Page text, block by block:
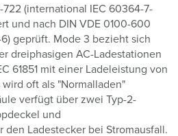
722 (international IEC 60364-7-
und nach DIN VDE 0100-600
geprüft. Mode 3 bezieht sich
dreiphasigen AC-Ladestationen
61851 mit einer Ladeleistung von
wird oft als "Normalladen"
verfügt über zwei Typ-2-
und
den Ladestecker bei Stromausfall.